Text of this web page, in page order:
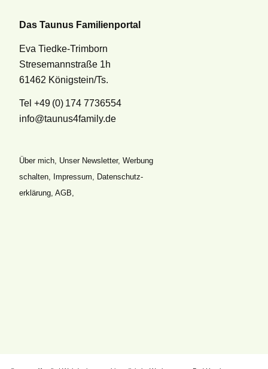
Das Taunus Familienportal
Eva Tiedke-Trimborn
Stresemannstraße 1h
61462 Königstein/Ts.
Tel +49 (0) 174 7736554
info@taunus4family.de
Über mich Unser Newsletter, Werbung
schalten Impressum
Datenschutz­
erklärung AGB